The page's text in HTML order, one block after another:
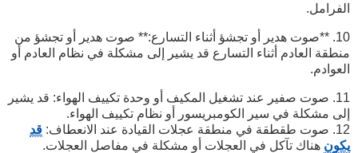
الفرامل.
10. **صوت هدير أو تجشؤ أثناء التسارع:** صوت هدير أو تجشؤ من
منطقة العادم أثناء التسارع قد يشير إلى مشكلة في نظام العادم أو
العوادم.
11. صوت صفير عند تشغيل المكيف أو وحدة تكييف الهواء: قد يشير
إلى مشكلة في سير الكومبريسور أو نظام تكييف الهواء.
12. صوت طقطقة في منطقة عجلات القيادة عند الانعطاف:
قد
يكون هناك تآكل في العجلات أو مشكلة في مفاصل العجلات.